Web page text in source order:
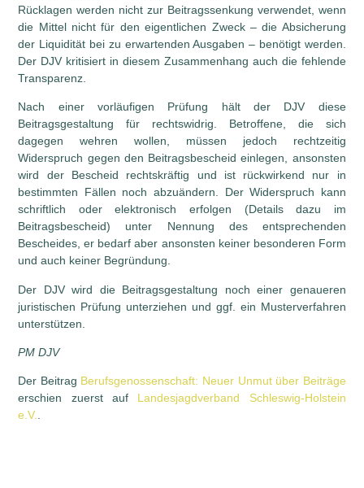
Rücklagen werden nicht zur Beitragssenkung verwendet, wenn
die Mittel nicht für den eigentlichen Zweck – die Absicherung
der Liquidität bei zu erwartenden Ausgaben – benötigt werden.
Der DJV kritisiert in diesem Zusammenhang auch die fehlende
Transparenz.
Nach einer vorläufigen Prüfung hält der DJV diese
Beitragsgestaltung für rechtswidrig. Betroffene, die sich
dagegen wehren wollen, müssen jedoch rechtzeitig
Widerspruch gegen den Beitragsbescheid einlegen, ansonsten
wird der Bescheid rechtskräftig und ist rückwirkend nur in
bestimmten Fällen noch abzuändern. Der Widerspruch kann
schriftlich oder elektronisch erfolgen (Details dazu im
Beitragsbescheid) unter Nennung des entsprechenden
Bescheides, er bedarf aber ansonsten keiner besonderen Form
und auch keiner Begründung.
Der DJV wird die Beitragsgestaltung noch einer genaueren
juristischen Prüfung unterziehen und ggf. ein Musterverfahren
unterstützen.
PM DJV
Der Beitrag Berufsgenossenschaft: Neuer Unmut über Beiträge
erschien zuerst auf Landesjagdverband Schleswig-Holstein
e.V..